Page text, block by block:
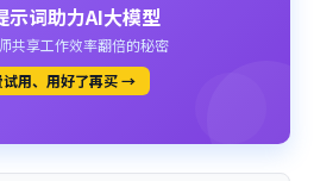
示词助力AI大模型
共享工作效率翻倍的秘密
试用、用好了再买 →